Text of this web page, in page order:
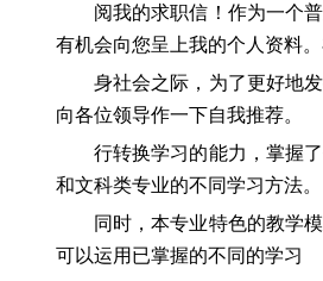
阅我的求职信！作为一个普
有机会向您呈上我的个人资料
身社会之际，为了更好地发
向各位领导作一下自我推荐。
行转换学习的能力，掌握了
和文科类专业的不同学习方法。
同时，本专业特色的教学模
可以运用已掌握的不同的学习